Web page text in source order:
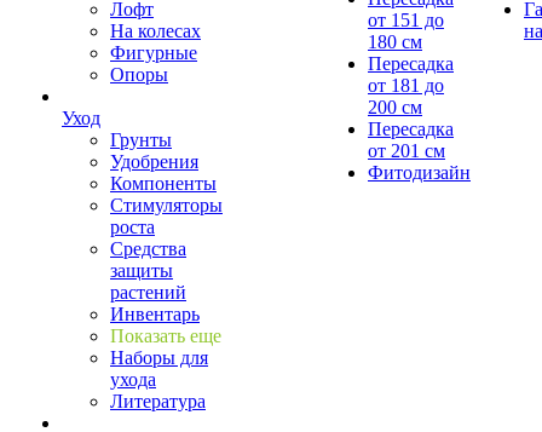
Лофт
На колесах
Фигурные
Опоры
Уход
Грунты
Удобрения
Компоненты
Стимуляторы
роста
Средства
защиты
растений
Инвентарь
Показать еще
Наборы для
ухода
Литература
от 151 до
180 см
Пересадка
от 181 до
200 см
Пересадка
от 201 см
Фитодизайн